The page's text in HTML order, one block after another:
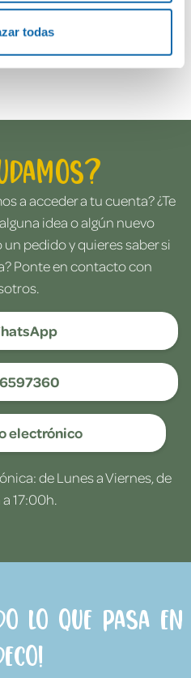
todas
a acceder a tu cuenta? ¿Te
idea o algún nuevo
pedido y quieres saber si
Ponte en contacto con
electrónico
de Lunes a Viernes, de
17:00h.
lo que pasa en